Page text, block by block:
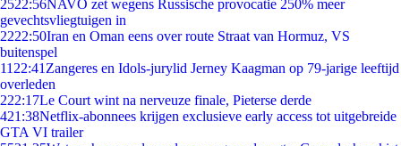
2522:56NAVO zet wegens Russische provocatie 250% meer
gevechtsvliegtuigen in
2222:50Iran en Oman eens over route Straat van Hormuz, VS
buitenspel
11 22:41 Zangeres en Idols-jurylid Jerney Kaagman op 79-jarige leeftijd
overleden
222:17Le Court wint na nerveuze finale, Pieterse derde
421:38Netflix-abonnees krijgen exclusieve early access tot uitgebreide
GTA VI trailer